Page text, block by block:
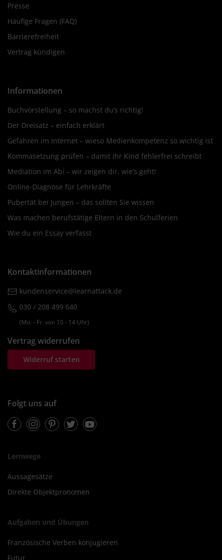
Presse
Häufige Fragen (FAQ)
Barrierefreiheit
Vertrag kündigen
Informationen
Buchvorstellung – so machst du’s richtig!
Der Dreisatz – einfach erklärt
Gefahren im Internet – wieso Medienkompetenz so wichtig ist
Kommasetzung prüfen – damit Ihr Kind fehlerfrei schreibt
Mediation im Abi – wir zeigen dir, wie’s geht!
Online-Diagnose für Lehrkräfte
Pubertät bei Jungen – das sollten Sie wissen
Was machen berufstätige Eltern in den Schulferien
Wie du ein Essay verfasst
Kontaktinformationen
kundenservice@learnattack.de
030 / 208 499 640
(Mo. ‐ Fr. von 10 ‐ 14 Uhr)
Vertrag widerrufen
Widerruf starten
Folgt uns auf
FacebookInstagramPinterestTwitterYoutube
Lernwege
Aussagesätze
Direkte Objektpronomen
Aufgaben und Übungen
Französische Verben konjugieren
Futur